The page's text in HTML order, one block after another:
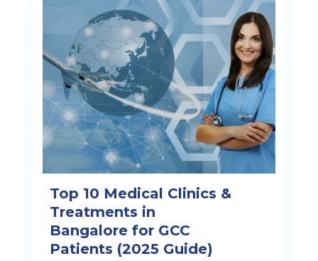
Top 10 Medical Clinics &
Treatments in
Bangalore for GCC
Patients (2025 Guide)